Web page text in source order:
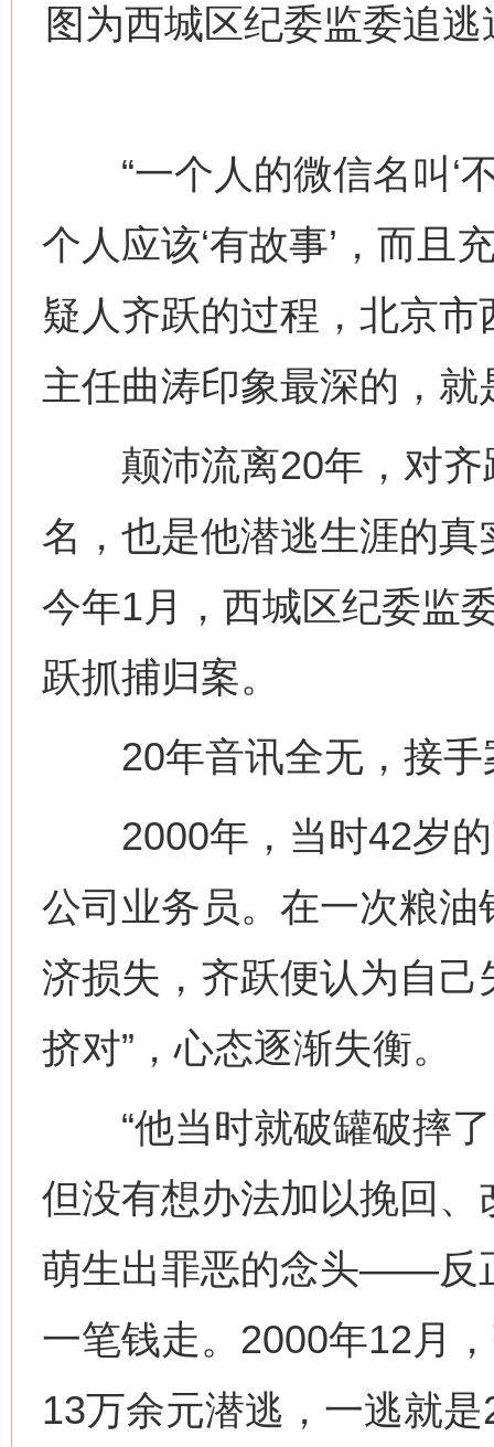
图为西城区纪委监委追
“一个人的微信名叫‘不
个人应该‘有故事’，而且
疑人齐跃的过程，北京
主任曲涛印象最深的，就
颠沛流离20年，对齐
名，也是他潜逃生涯的
今年1月，西城区纪委监
跃抓捕归案。
20年音讯全无，接手
2000年，当时42岁的
公司业务员。在一次粮
济损失，齐跃便认为自己
挤对”，心态逐渐失衡。
“他当时就破罐破摔了
但没有想办法加以挽回
萌生出罪恶的念头——反
一笔钱走。2000年12月
13万余元潜逃，一逃就